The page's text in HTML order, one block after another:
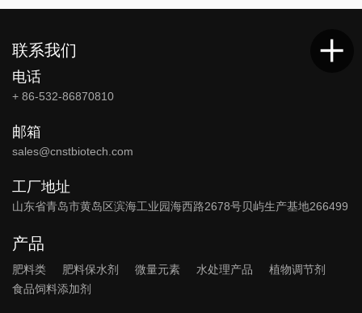
联系我们
电话
+ 86-532-86870810
邮箱
sales@cnstbiotech.com
工厂地址
山东省青岛市黄岛区滨海工业园海西路2678号贝屿生产基地266499
产品
肥料类 肥料保水剂 微量元素 水处理产品
植物调节剂
食品饲料添加剂